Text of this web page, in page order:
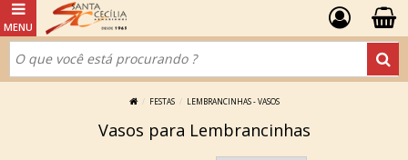
FESTAS LEMBRANCINHAS - VASOS
Vasos para Lembrancinhas